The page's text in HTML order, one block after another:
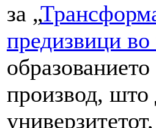
за „
предизвици
производ, што